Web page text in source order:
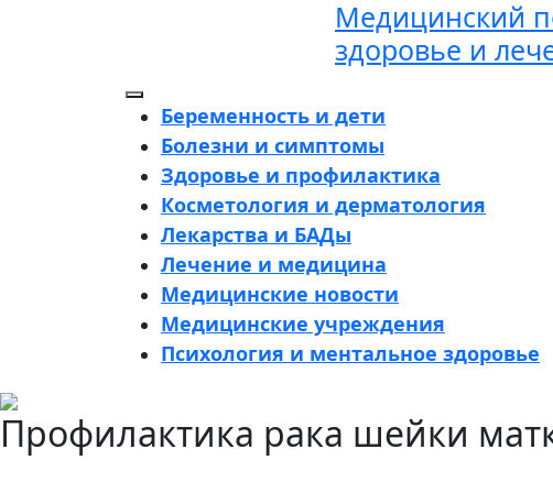
Медицинский
здоровье и
Кнопка
Открыть
Беременность и дети
Болезни и симптомы
Здоровье и профилактика
Косметология и дерматология
Лекарства и БАДы
Лечение и медицина
Медицинские новости
Медицинские учреждения
Психология и ментальное здоровье
Закрыть
Профилактика рака шейки